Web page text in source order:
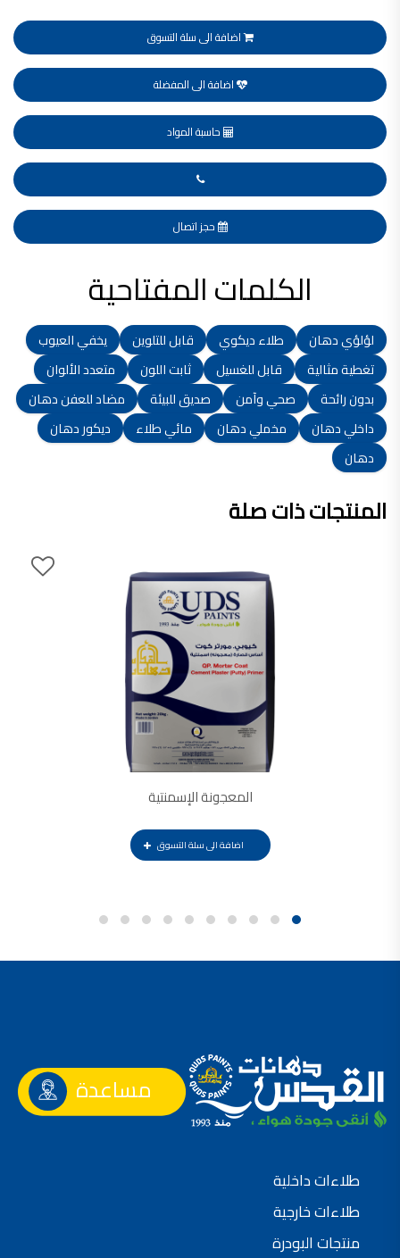
اضافة الى سلة التسوق
اضافة الى المفضلة
حاسبة المواد
حجز اتصال
الكلمات المفتاحية
لؤلؤي دهان طلاء ديكوي قابل للتلوين
يخفي العيوب
تغطية مثالية
قابل للغسيل ثابت اللون
متعدد الألوان
بدون رائحة
صحي وآمن صديق للبيئة
مضاد للعفن دهان
داخلي دهان
مخملي دهان مائي طلاء
ديكور دهان
دهان
المنتجات ذات صلة
المعجونة الإسمنتية
اضافة الى سلة التسوق
مساعدة
طلاءات داخلية
طلاءات خارجية
منتجات البودرة